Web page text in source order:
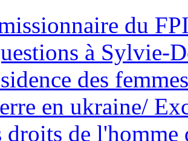
du
à Sylvie-
des
en ukraine/
droits de